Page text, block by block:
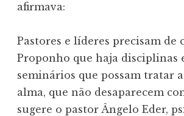
afirmava:
Pastores e líderes precisam de
Proponho que haja disciplinas
seminários que possam tratar
alma, que não desaparecem
sugere o pastor Ângelo Eder,